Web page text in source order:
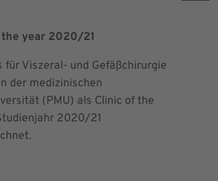
year 2020/21
für Viszeral- und Gefäßchirurgie
der medizinischen
(PMU) als Clinic of the
2020/21